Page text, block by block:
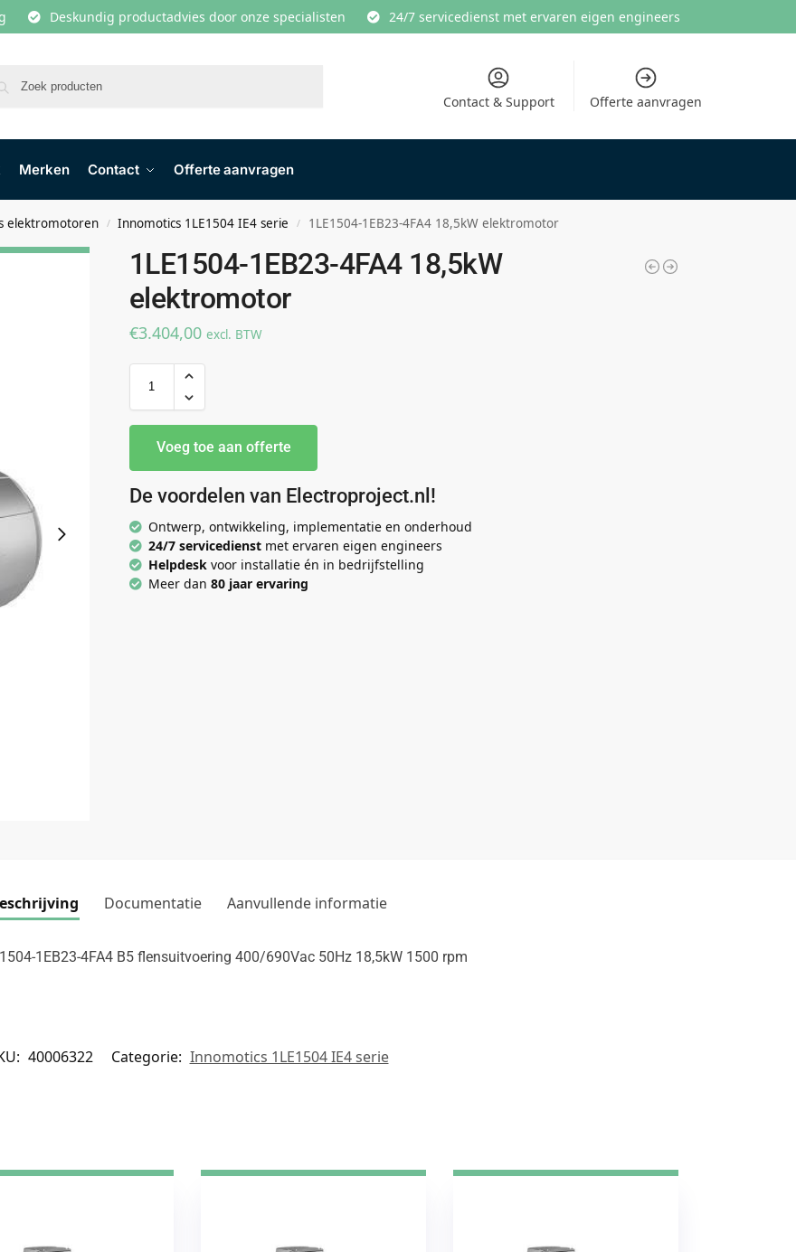
Deskundig productadvies door onze specialisten 24/7 servicedienst met ervaren eigen engineers
Contact & Support Offerte aanvragen
Merken Contact Offerte aanvragen
elektromotoren / Innomotics 1LE1504 IE4 serie / 1LE1504-1EB23-4FA4 18,5kW elektromotor
1LE1504-1EB23-4FA4 18,5kW
elektromotor
€3.404,00 excl. BTW
Voeg toe aan offerte
De voordelen van Electroproject.nl!
Ontwerp, ontwikkeling, implementatie en onderhoud
24/7 servicedienstmet ervaren eigen engineers
Helpdesk voor installatie én in bedrijfstelling
Meer dan 80 jaar ervaring
Documentatie Aanvullende informatie
1EB23-4FA4 B5 flensuitvoering 400/690Vac 50Hz 18,5kW 1500 rpm
40006322 Categorie: Innomotics 1LE1504 IE4 serie